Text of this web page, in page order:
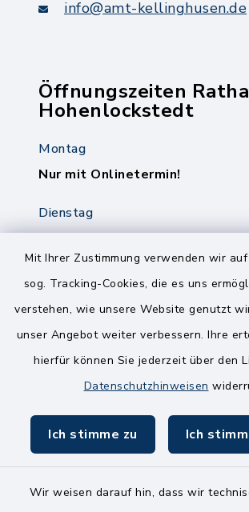
Mit Ihrer Zustimmung verwenden wir
sog. Tracking-Cookies, die es uns
verstehen, wie unsere Website genutzt
unser Angebot weiter verbessern. Ihre
hierfür können Sie jederzeit über den
Datenschutzhinweisen
Ich stimme zu Ich
Wir weisen darauf hin, dass wir
info@amt-kellinghusen.de
Öffnungszeiten
Hohenlockstedt
Montag
Nur mit Onlinetermin!
Dienstag
8.00-12.00 Uhr
14.00-18.00 Uhr
Freitag
8.00-11.00 Uhr